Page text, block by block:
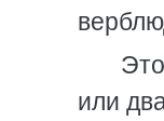
или